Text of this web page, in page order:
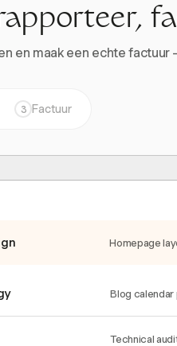
en maak een echte factuur
3 Factuur
Homepage
Blog calendar
Technical